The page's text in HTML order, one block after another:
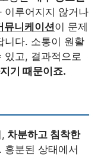
이루어지지 않거나
뮤니케이션이 문제
니다. 소통이 원활
있고, 결과적으로
기 때문이죠.
차분하고 침착한
흥분된 상태에서